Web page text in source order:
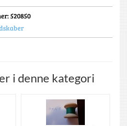
: 520850
i denne kategori